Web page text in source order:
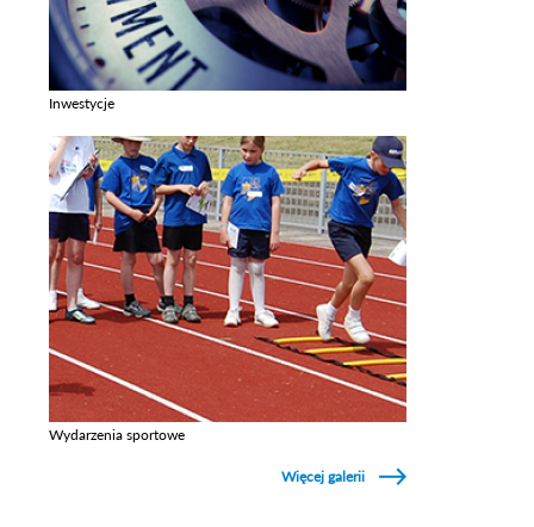
Inwestycje
Wydarzenia sportowe
Więcej galerii